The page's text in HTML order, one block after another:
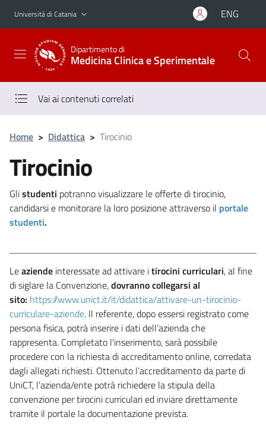
Vai al contenuto principale
Vai al menu di navigazione
Università di Catania ENG
Dipartimento di
Medicina Clinica e Sperimentale
Vai ai contenuti correlati
Home > Didattica > Tirocinio
Tirocinio
Glistudenti potranno visualizzare le offerte di tirocinio,
candidarsi e monitorare la loro posizione attraverso il portale
studenti.
Leaziende interessate ad attivare itirocini curriculari, al fine
di siglare la Convenzione,dovranno collegarsi al
sito: https://www.unict.it/it/didattica/attivare-un-tirocinio-
curriculare-aziende. Il referente, dopo essersi registrato come
persona fisica, potrà inserire i dati dell’azienda che
rappresenta. Completato l'inserimento, sarà possibile
procedere con la richiesta di accreditamento online, corredata
dagli allegati richiesti. Ottenuto l’accreditamento da parte di
UniCT, l’azienda/ente potrà richiedere la stipula della
convenzione per tirocini curriculari ed inviare direttamente
tramite il portale la documentazione prevista.